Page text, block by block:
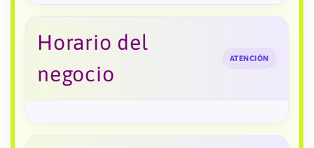
Horario del
negocio
ATENCIÓN